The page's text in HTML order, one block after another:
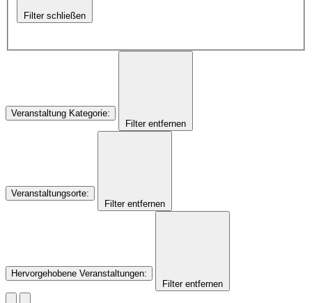
Filter schließen
Veranstaltung Kategorie:
Filter entfernen
Veranstaltungsorte:
Filter entfernen
Hervorgehobene Veranstaltungen:
Filter entfernen